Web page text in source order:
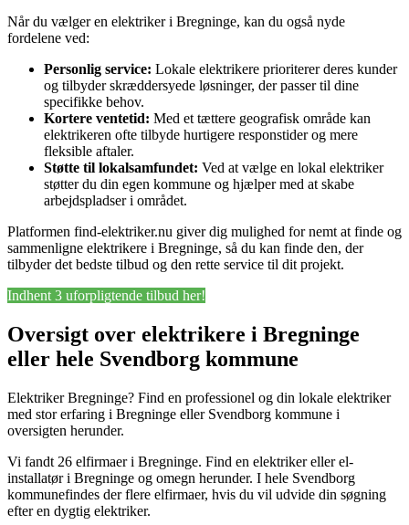
Når du vælger en elektriker i Bregninge, kan du også nyde
fordelene ved:
Personlig service: Lokale elektrikere prioriterer deres kunder
og tilbyder skræddersyede løsninger, der passer til dine
specifikke behov.
Kortere ventetid: Med et tættere geografisk område kan
elektrikeren ofte tilbyde hurtigere responstider og mere
fleksible aftaler.
Støtte til lokalsamfundet: Ved at vælge en lokal elektriker
støtter du din egen kommune og hjælper med at skabe
arbejdspladser i området.
Platformen find-elektriker.nu giver dig mulighed for nemt at finde og
sammenligne elektrikere i Bregninge, så du kan finde den, der
tilbyder det bedste tilbud og den rette service til dit projekt.
Indhent 3 uforpligtende tilbud her!
Oversigt over elektrikere i Bregninge
eller hele Svendborg kommune
Elektriker Bregninge? Find en professionel og din lokale elektriker
med stor erfaring i Bregninge eller Svendborg kommune i
oversigten herunder.
Vi fandt 26 elfirmaer i Bregninge. Find en elektriker eller el-
installatør i Bregninge og omegn herunder. I hele Svendborg
kommunefindes der flere elfirmaer, hvis du vil udvide din søgning
efter en dygtig elektriker.